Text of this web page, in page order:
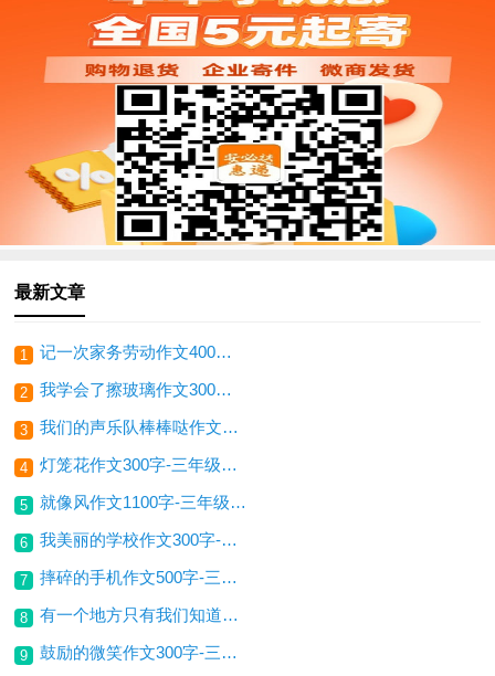
最新文章
1 记一次家务劳动作文400字-三年级记叙文作文-呼我吧
2 我学会了擦玻璃作文300字-三年级记叙文作文-呼我吧
3 我们的声乐队棒棒哒作文500字-三年级记叙文作文-呼我吧
4 灯笼花作文300字-三年级记叙文作文-呼我吧
5 就像风作文1100字-三年级记叙文作文-呼我吧
6 我美丽的学校作文300字-三年级记叙文作文-呼我吧
7 摔碎的手机作文500字-三年级记叙文作文-呼我吧
8 有一个地方只有我们知道作文500字-三年级记叙文作文-呼我吧
9 鼓励的微笑作文300字-三年级记叙文作文-呼我吧